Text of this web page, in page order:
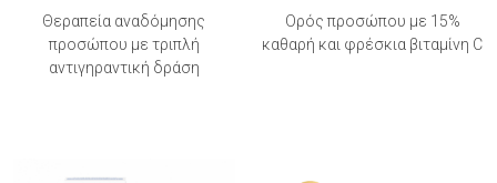
Θεραπεία αναδόμησης
προσώπου με τριπλή
αντιγηραντική δράση
Ορός προσώπου με 15%
καθαρή και φρέσκια βιταμίνη C